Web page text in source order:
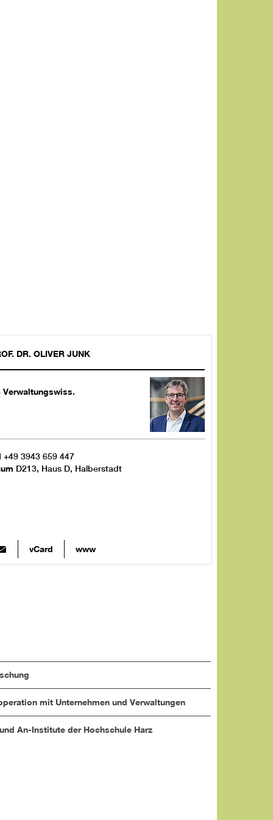
DR. OLIVER JUNK
Verwaltungswiss.
+49 3943 659 447
D213, Haus D, Halberstadt
vCard www
mit Unternehmen und Verwaltungen
An-Institute der Hochschule Harz